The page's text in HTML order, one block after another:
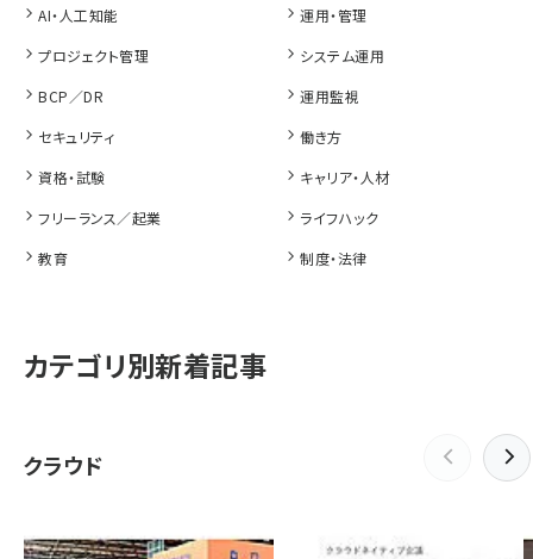
AI・人工知能
運用・管理
プロジェクト管理
システム運用
BCP／DR
運用監視
セキュリティ
働き方
資格・試験
キャリア・人材
フリーランス／起業
ライフハック
教育
制度・法律
カテゴリ別新着記事
クラウド